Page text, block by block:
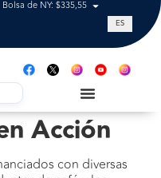
Bolsa de NY: $335,55 Tasa de
ES
Acción
con diversas